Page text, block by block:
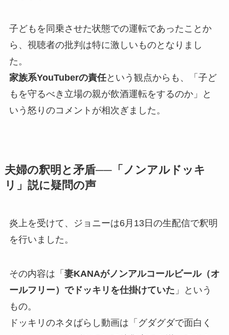
子どもを同乗させた状態での運転であったことか
ら、視聴者の批判は特に激しいものとなりまし
た。
家族系YouTuberの責任という観点からも、「子ど
もを守るべき立場の親が飲酒運転をするのか」と
いう怒りのコメントが相次ぎました。
夫婦の釈明と矛盾──「ノンアルドッキ
リ」説に疑問の声
炎上を受けて、ジョニーは6月13日の生配信で釈明
を行いました。
その内容は「 妻KANAがノンアルコールビール（オ
ールフリー）でドッキリを仕掛けていた 」という
もの。
ドッキリのネタばらし動画は「グダグダで面白く